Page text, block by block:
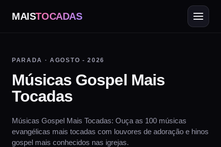
MAISTOCADAS
PARADA · AGOSTO - 2026
Músicas Gospel Mais
Tocadas
Músicas Gospel Mais Tocadas: Ouça as 100 músicas
evangélicas mais tocadas com louvores de adoração e hinos
gospel mais conhecidos nas igrejas.